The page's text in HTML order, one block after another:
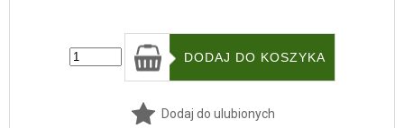
Dodaj do ulubionych